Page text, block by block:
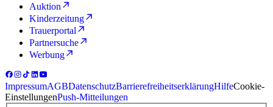
Auktion
Kinderzeitung
Trauerportal
Partnersuche
Werbung
ImpressumAGBDatenschutzBarrierefreiheitserklärungHilfeCookie-
EinstellungenPush-Mitteilungen